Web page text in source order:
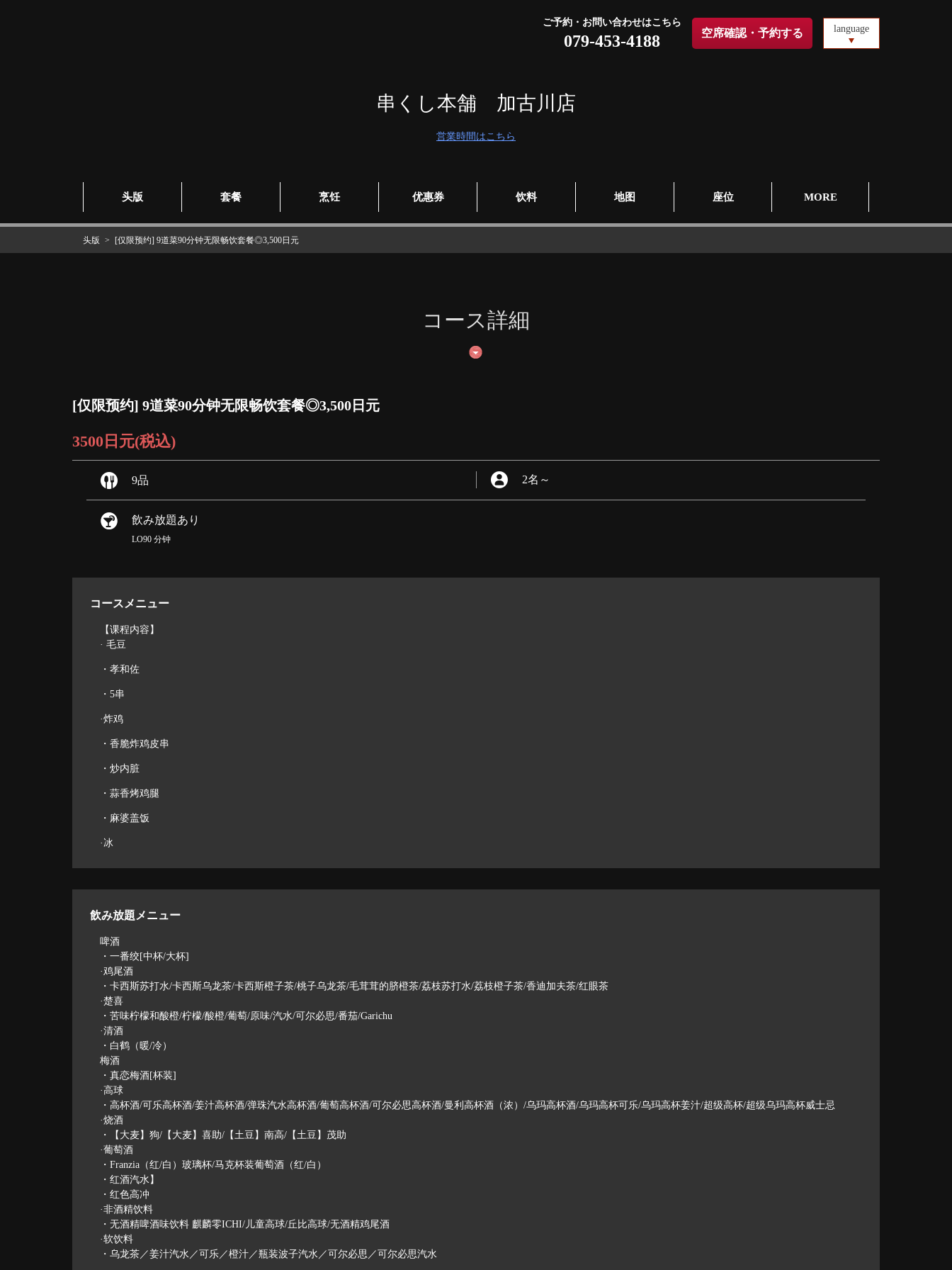
ご予約・お問い合わせはこちら
079-453-4188 空席確認・予約する language
串くし本舗 加古川店
営業時間はこちら
头版 套餐 烹饪 优惠券 饮料 地图 座位 MORE
头版 [仅限预约] 9道菜90分钟无限畅饮套餐◎3,500日元
コース詳細
[仅限预约] 9道菜90分钟无限畅饮套餐◎3,500日元
3500日元(税込)
9品 2名 ～
飲み放題あり
LO90 分钟
コースメニュー
【课程内容】
· 毛豆
・孝和佐
・5串
·炸鸡
・香脆炸鸡皮串
・炒内脏
・蒜香烤鸡腿
・麻婆盖饭
·冰
飲み放題メニュー
啤酒
・一番绞[中杯/大杯]
·鸡尾酒
・卡西斯苏打水/卡西斯乌龙茶/卡西斯橙子茶/桃子乌龙茶/毛茸茸的脐橙茶/荔枝苏打水/荔枝橙子茶/香迪加夫茶/红眼茶
·楚喜
・苦味柠檬和酸橙/柠檬/酸橙/葡萄/原味/汽水/可尔必思/番茄/Garichu
·清酒
・白鹤（暖/冷）
梅酒
・真恋梅酒[杯装]
·高球
・高杯酒/可乐高杯酒/姜汁高杯酒/弹珠汽水高杯酒/葡萄高杯酒/可尔必思高杯酒/曼利高杯酒（浓）/乌玛高杯酒/乌玛高杯可乐/乌玛高杯姜汁/超级高杯/超级乌玛高杯威士忌
·烧酒
・【大麦】狗/【大麦】喜助/【土豆】南高/【土豆】茂助
·葡萄酒
・Franzia（红/白）玻璃杯/马克杯装葡萄酒（红/白）
・红酒汽水】
・红色高冲
·非酒精饮料
・无酒精啤酒味饮料 麒麟零ICHI/儿童高球/丘比高球/无酒精鸡尾酒
·软饮料
・乌龙茶／姜汁汽水／可乐／橙汁／瓶装波子汽水／可尔必思／可尔必思汽水